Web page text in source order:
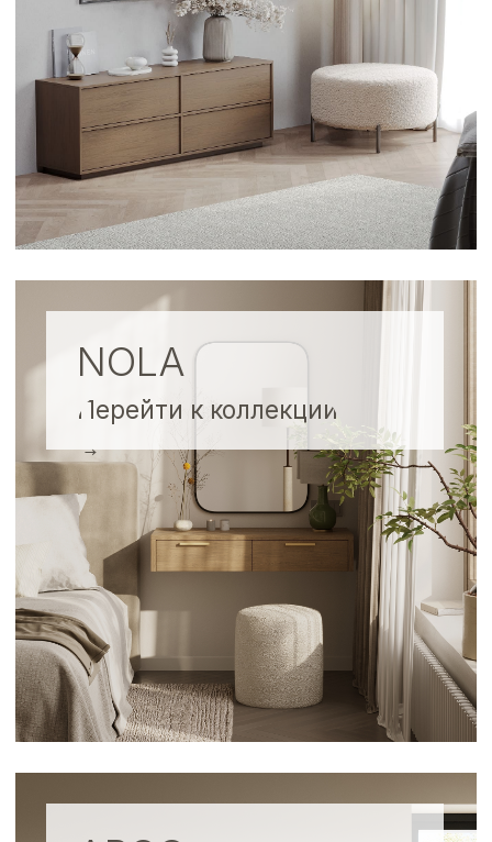
своего дела, каждый элемент
проходит многоэтапный
контроль качества, прежде чем
стать частью изделия
Подробнее о фабрике
МОДЕЛИ